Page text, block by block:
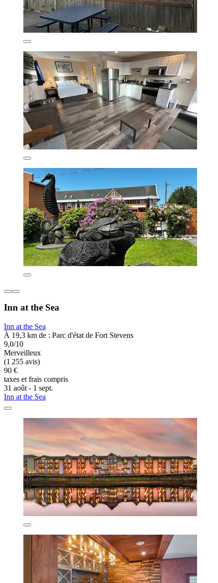
Inn at the Sea
Inn at the Sea
À 19,3 km de : Parc d'état de Fort Stevens
9,0/10
Merveilleux
(1 255 avis)
90 €
taxes et frais compris
31 août - 1 sept.
Inn at the Sea